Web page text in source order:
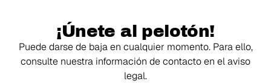
¡Únete al pelotón!
Puede darse de baja en cualquier momento. Para ello,
consulte nuestra información de contacto en el aviso
legal.